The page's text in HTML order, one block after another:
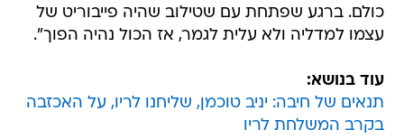
כולם. ברגע שפתחת עם שטילוב שהיה פייבוריט של
עצמו למדליה ולא עלית לגמר, אז הכול נהיה הפוך".
עוד בנושא:
תנאים של חיבה: יניב טוכמן, שליחנו לריו, על האכזבה
בקרב המשלחת לריו